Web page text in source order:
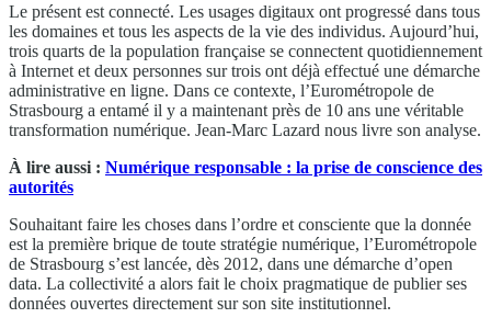
Le présent est connecté. Les usages digitaux ont progressé dans tous
les domaines et tous les aspects de la vie des individus. Aujourd’hui,
trois quarts de la population française se connectent quotidiennement
à Internet et deux personnes sur trois ont déjà effectué une démarche
administrative en ligne. Dans ce contexte, l’Eurométropole de
Strasbourg a entamé il y a maintenant près de 10 ans une véritable
transformation numérique. Jean-Marc Lazard nous livre son analyse.
À lire aussi : Numérique responsable : la prise de conscience des
autorités
Souhaitant faire les choses dans l’ordre et consciente que la donnée
est la première brique de toute stratégie numérique, l’Eurométropole
de Strasbourg s’est lancée, dès 2012, dans une démarche d’open
data. La collectivité a alors fait le choix pragmatique de publier ses
données ouvertes directement sur son site institutionnel.